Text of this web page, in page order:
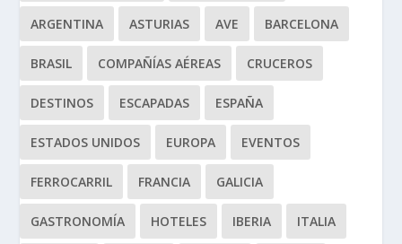
ARGENTINA ASTURIAS AVE BARCELONA
BRASIL COMPAÑÍAS AÉREAS CRUCEROS
DESTINOS ESCAPADAS ESPAÑA
ESTADOS UNIDOS EUROPA EVENTOS
FERROCARRIL FRANCIA GALICIA
GASTRONOMÍA HOTELES IBERIA ITALIA